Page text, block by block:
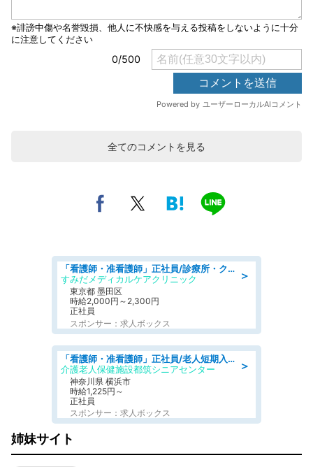
全てのコメントを見る
＞
「看護師・准看護師」正社員/診療所・クリニック/正看護師
すみだメディカルケアクリニック
東京都 墨田区
時給2,000円～2,300円
正社員
スポンサー：求人ボックス
＞
「看護師・准看護師」正社員/老人短期入所施設
介護老人保健施設都筑シニアセンター
神奈川県 横浜市
時給1,225円～
正社員
スポンサー：求人ボックス
姉妹サイト